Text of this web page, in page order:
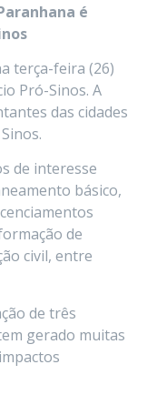
é
terça-feira (26)
Pró-Sinos. A
das cidades
de interesse
básico,
de
civil, entre
de três
gerado muitas